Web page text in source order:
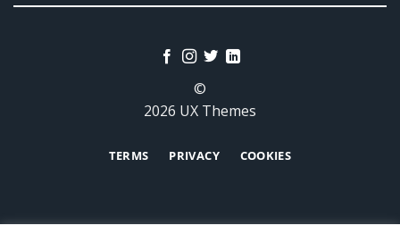
©
2026 UX Themes
TERMS PRIVACY COOKIES